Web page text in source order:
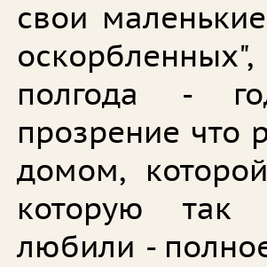
свои
полгода -
прозрение что
домом,
которую так
любили -